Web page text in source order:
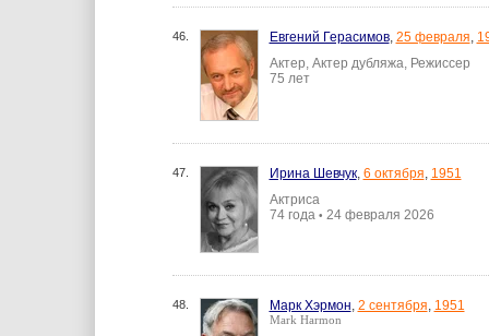
46. Евгений Герасимов, 25 февраля,
Актер, Актер дубляжа, Режиссер
75 лет
47. Ирина Шевчук, 6 октября, 1951
Актриса
74 года • 24 февраля 2026
48. Марк Хэрмон, 2 сентября, 1951
Mark Harmon